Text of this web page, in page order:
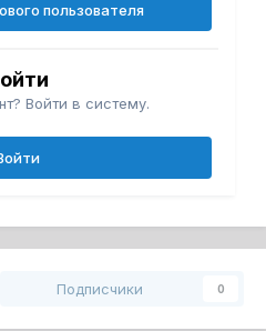
пользователя
Войти в систему.
Подписчики 0